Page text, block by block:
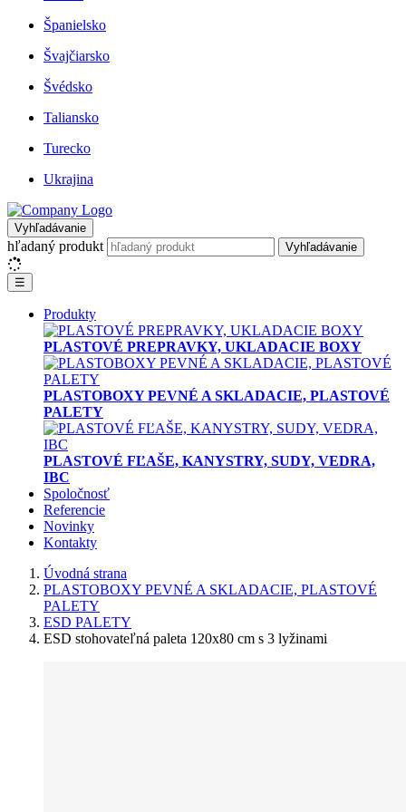
Španielsko
Švajčiarsko
Švédsko
Taliansko
Turecko
Ukrajina
Vyhľadávanie
hľadaný produkt Vyhľadávanie
☰
Produkty
PLASTOVÉ PREPRAVKY, UKLADACIE BOXY
PLASTOBOXY PEVNÉ A SKLADACIE, PLASTOVÉ
PALETY
PLASTOVÉ FĽAŠE, KANYSTRY, SUDY, VEDRA,
IBC
Spoločnosť
Referencie
Novinky
Kontakty
Úvodná strana
PLASTOBOXY PEVNÉ A SKLADACIE, PLASTOVÉ
PALETY
ESD PALETY
ESD stohovateľná paleta 120x80 cm s 3 lyžinami